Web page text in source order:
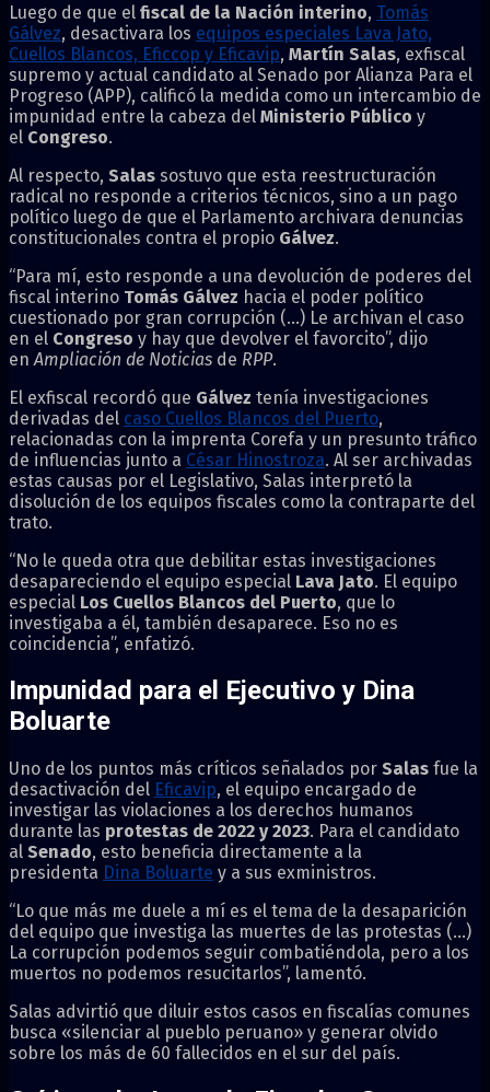
Luego de que el fiscal de la Nación interino, Tomás
Gálvez, desactivara los equipos especiales Lava Jato,
Cuellos Blancos, Eficcop y Eficavip, Martín Salas, exfiscal
supremo y actual candidato al Senado por Alianza Para el
Progreso (APP), calificó la medida como un intercambio de
impunidad entre la cabeza del Ministerio Público y
el Congreso.
Al respecto, Salas sostuvo que esta reestructuración
radical no responde a criterios técnicos, sino a un pago
político luego de que el Parlamento archivara denuncias
constitucionales contra el propio Gálvez.
“Para mí, esto responde a una devolución de poderes del
fiscal interino Tomás Gálvez hacia el poder político
cuestionado por gran corrupción (…) Le archivan el caso
en el Congreso y hay que devolver el favorcito”, dijo
en Ampliación de Noticias de RPP.
El exfiscal recordó que Gálvez tenía investigaciones
derivadas del caso Cuellos Blancos del Puerto,
relacionadas con la imprenta Corefa y un presunto tráfico
de influencias junto a César Hinostroza. Al ser archivadas
estas causas por el Legislativo, Salas interpretó la
disolución de los equipos fiscales como la contraparte del
trato.
“No le queda otra que debilitar estas investigaciones
desapareciendo el equipo especial Lava Jato. El equipo
especial Los Cuellos Blancos del Puerto, que lo
investigaba a él, también desaparece. Eso no es
coincidencia”, enfatizó.
Impunidad para el Ejecutivo y Dina
Boluarte
Uno de los puntos más críticos señalados por Salas fue la
desactivación del Eficavip, el equipo encargado de
investigar las violaciones a los derechos humanos
durante las protestas de 2022 y 2023. Para el candidato
al Senado, esto beneficia directamente a la
presidenta Dina Boluarte y a sus exministros.
“Lo que más me duele a mí es el tema de la desaparición
del equipo que investiga las muertes de las protestas (…)
La corrupción podemos seguir combatiéndola, pero a los
muertos no podemos resucitarlos”, lamentó.
Salas advirtió que diluir estos casos en fiscalías comunes
busca «silenciar al pueblo peruano» y generar olvido
sobre los más de 60 fallecidos en el sur del país.